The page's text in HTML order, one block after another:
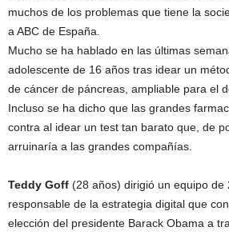
muchos de los problemas que tiene la
a ABC de España.
Mucho se ha hablado en las últimas
adolescente de 16 años tras idear un
de cáncer de páncreas, ampliable para el
Incluso se ha dicho que las grandes
contra al idear un test tan barato que, de
arruinaría a las grandes compañías.
Teddy Goff (28 años) dirigió un equipo de
responsable de la estrategia digital que
elección del presidente Barack Obama a